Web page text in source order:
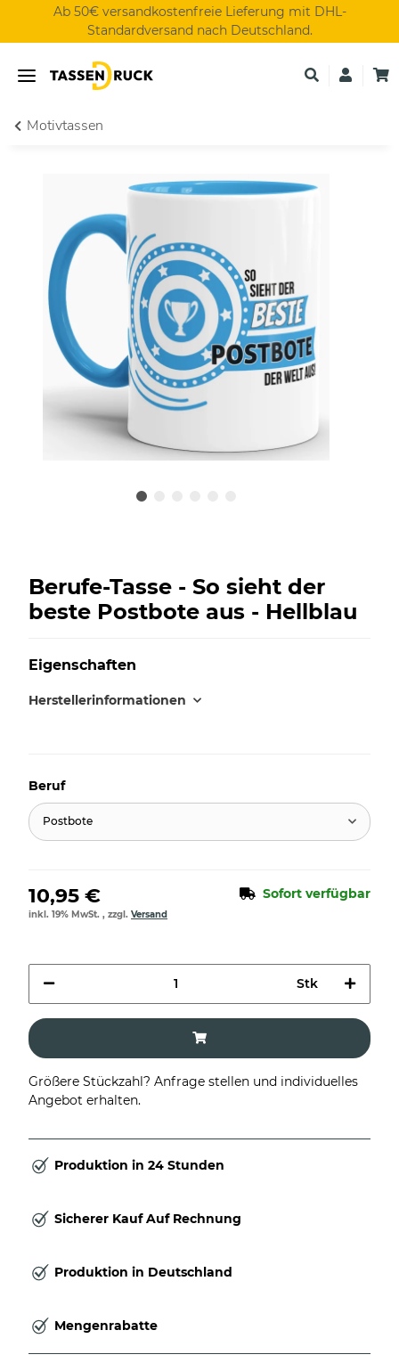
Ab 50€ versandkostenfreie Lieferung mit DHL-
Standardversand nach Deutschland.
Motivtassen
Berufe-Tasse - So sieht der
beste Postbote aus - Hellblau
Eigenschaften
Herstellerinformationen
Beruf
Postbote
10,95 € Sofort verfügbar
inkl. 19% MwSt. , zzgl. Versand
Stk
Größere Stückzahl? Anfrage stellen und individuelles
Angebot erhalten.
Produktion in 24 Stunden
Sicherer Kauf Auf Rechnung
Produktion in Deutschland
Mengenrabatte